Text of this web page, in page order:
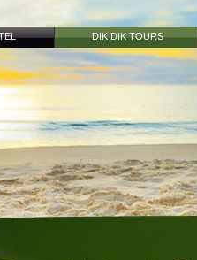
DIK DIK TOURS